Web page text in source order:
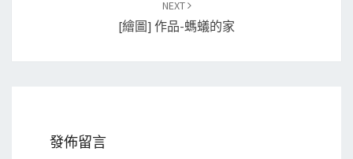
NEXT
[繪圖] 作品-螞蟻的家
發佈留言